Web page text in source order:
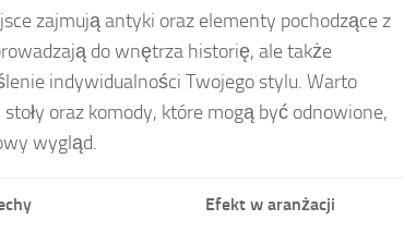
zajmują antyki oraz elementy pochodzące z
do wnętrza historię, ale także
indywidualności Twojego stylu. Warto
oraz komody, które mogą być odnowione,
wygląd.
Efekt w aranżacji